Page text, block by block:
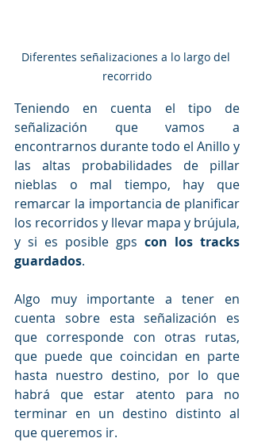
Diferentes señalizaciones a lo largo del
recorrido
Teniendo en cuenta el tipo de
señalización que vamos a
encontrarnos durante todo el Anillo y
las altas probabilidades de pillar
nieblas o mal tiempo, hay que
remarcar la importancia de planificar
los recorridos y llevar mapa y brújula,
y si es posible gps con los tracks
guardados.
Algo muy importante a tener en
cuenta sobre esta señalización es
que corresponde con otras rutas,
que puede que coincidan en parte
hasta nuestro destino, por lo que
habrá que estar atento para no
terminar en un destino distinto al
que queremos ir.